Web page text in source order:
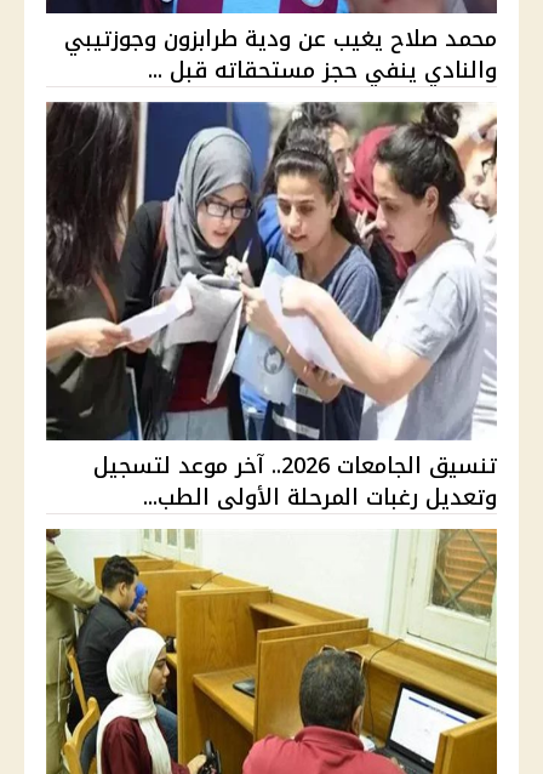
محمد صلاح يغيب عن ودية طرابزون وجوزتيبي
والنادي ينفي حجز مستحقاته قبل ...
تنسيق الجامعات 2026.. آخر موعد لتسجيل
وتعديل رغبات المرحلة الأولى الطب...